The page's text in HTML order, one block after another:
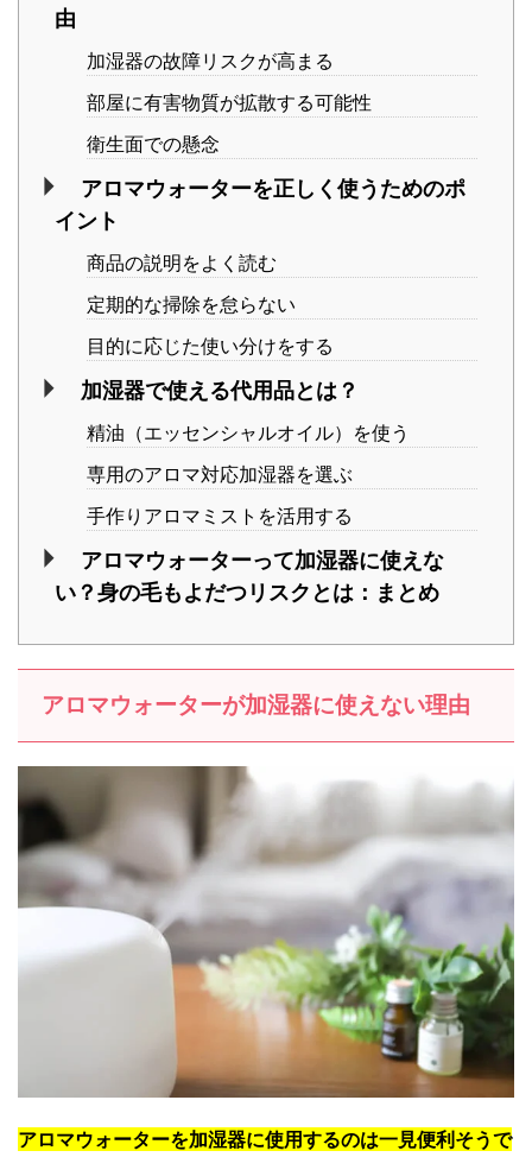
由
加湿器の故障リスクが高まる
部屋に有害物質が拡散する可能性
衛生面での懸念
アロマウォーターを正しく使うためのポ
イント
商品の説明をよく読む
定期的な掃除を怠らない
目的に応じた使い分けをする
加湿器で使える代用品とは？
精油（エッセンシャルオイル）を使う
専用のアロマ対応加湿器を選ぶ
手作りアロマミストを活用する
アロマウォーターって加湿器に使えな
い？身の毛もよだつリスクとは：まとめ
アロマウォーターが加湿器に使えない理由
アロマウォーターを加湿器に使用するのは一見便利そうで